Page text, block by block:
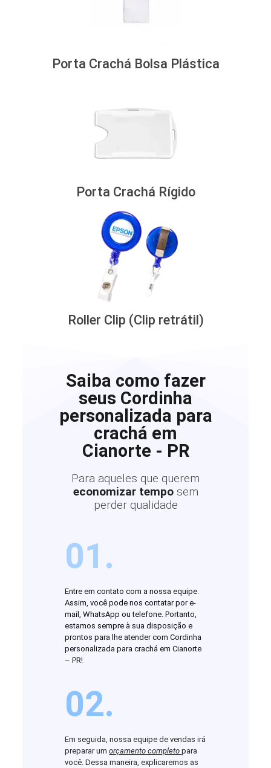
Porta Crachá Bolsa Plástica
Porta Crachá Rígido
Roller Clip (Clip retrátil)
Saiba como fazer
seus Cordinha
personalizada para
crachá em
Cianorte - PR
Para aqueles que querem
economizar tempo sem
perder qualidade
01.
Entre em contato com a nossa equipe.
Assim, você pode nos contatar por e-
mail, WhatsApp ou telefone. Portanto,
estamos sempre à sua disposição e
prontos para lhe atender com Cordinha
personalizada para crachá em Cianorte
– PR!
02.
Em seguida, nossa equipe de vendas irá
preparar umorçamento completopara
você. Dessa maneira, explicaremos as